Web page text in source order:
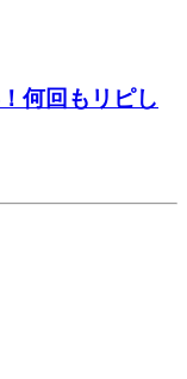
何回もリピし